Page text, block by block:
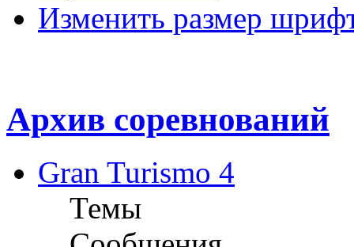
Изменить размер
Архив соревнований
Gran Turismo 4
Темы